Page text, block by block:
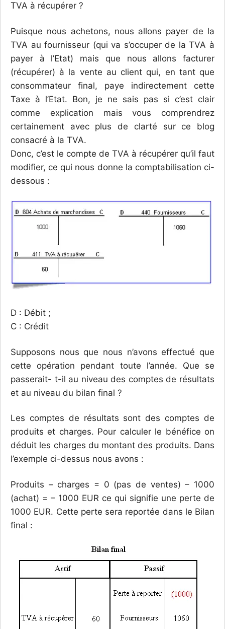
TVA à récupérer ?
Puisque nous achetons, nous allons payer de la
TVA au fournisseur (qui va s’occuper de la TVA à
payer à l’Etat) mais que nous allons facturer
(récupérer) à la vente au client qui, en tant que
consommateur final, paye indirectement cette
Taxe à l’Etat. Bon, je ne sais pas si c’est clair
comme explication mais vous comprendrez
certainement avec plus de clarté sur ce blog
consacré à la TVA.
Donc, c’est le compte de TVA à récupérer qu’il faut
modifier, ce qui nous donne la comptabilisation ci-
dessous :
D : Débit ;
C : Crédit
Supposons nous que nous n’avons effectué que
cette opération pendant toute l’année. Que se
passerait- t-il au niveau des comptes de résultats
et au niveau du bilan final ?
Les comptes de résultats sont des comptes de
produits et charges. Pour calculer le bénéfice on
déduit les charges du montant des produits. Dans
l’exemple ci-dessus nous avons :
Produits – charges = 0 (pas de ventes) – 1000
(achat) = – 1000 EUR ce qui signifie une perte de
1000 EUR. Cette perte sera reportée dans le Bilan
final :